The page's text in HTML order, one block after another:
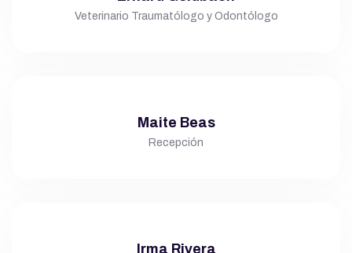
Veterinario Traumatólogo y Odontólogo
Maite Beas
Recepción
Irma Rivera